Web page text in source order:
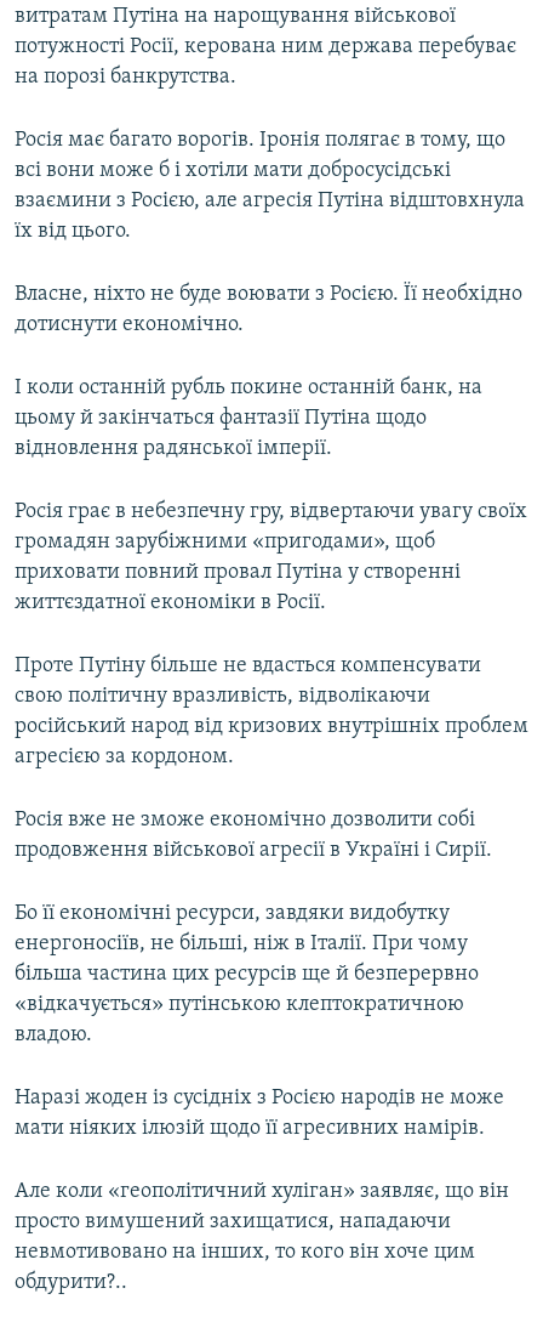
витратам Путіна на нарощування військової
потужності Росії, керована ним держава перебуває
на порозі банкрутства.
Росія має багато ворогів. Іронія полягає в тому, що
всі вони може б і хотіли мати добросусідські
взаємини з Росією, але агресія Путіна відштовхнула
їх від цього.
Власне, ніхто не буде воювати з Росією. Її необхідно
дотиснути економічно.
І коли останній рубль покине останній банк, на
цьому й закінчаться фантазії Путіна щодо
відновлення радянської імперії.
Росія грає в небезпечну гру, відвертаючи увагу своїх
громадян зарубіжними «пригодами», щоб
приховати повний провал Путіна у створенні
життєздатної економіки в Росії.
Проте Путіну більше не вдасться компенсувати
свою політичну вразливість, відволікаючи
російський народ від кризових внутрішніх проблем
агресією за кордоном.
Росія вже не зможе економічно дозволити собі
продовження військової агресії в Україні і Сирії.
Бо її економічні ресурси, завдяки видобутку
енергоносіїв, не більші, ніж в Італії. При чому
більша частина цих ресурсів ще й безперервно
«відкачується» путінською клептократичною
владою.
Наразі жоден із сусідніх з Росією народів не може
мати ніяких ілюзій щодо її агресивних намірів.
Але коли «геополітичний хуліган» заявляє, що він
просто вимушений захищатися, нападаючи
невмотивовано на інших, то кого він хоче цим
обдурити?..